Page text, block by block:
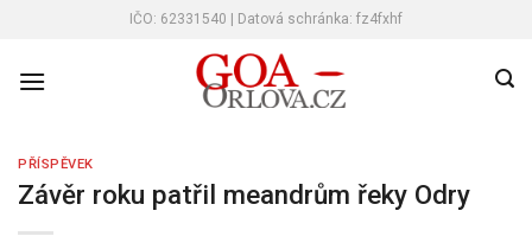
content
IČO: 62331540 | Datová schránka: fz4fxhf
PŘÍSPĚVEK
Závěr roku patřil meandrům řeky Odry